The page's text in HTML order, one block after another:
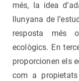
més, la idea
llunyana de
resposta més
ecològics. En
proporcionen els
com a